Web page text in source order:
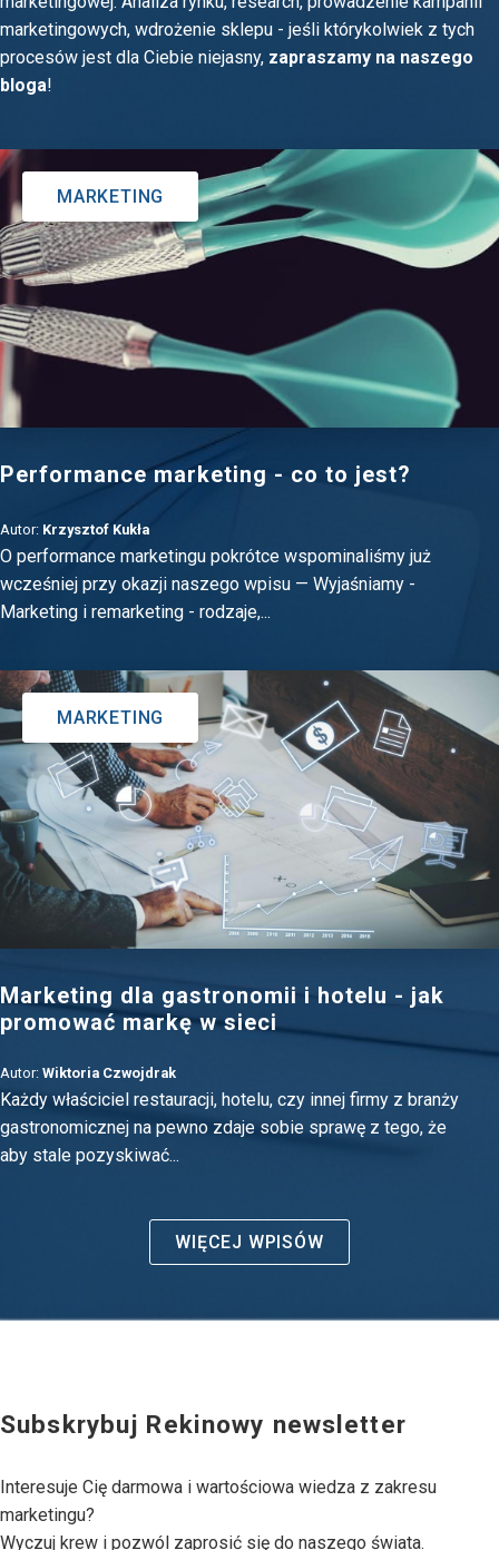
marketingowych, wdrożenie sklepu - jeśli którykolwiek z tych
procesów jest dla Ciebie niejasny, zapraszamy na naszego
bloga!
MARKETING
Performance marketing - co to jest?
Autor: Krzysztof Kukła
O performance marketingu pokrótce wspominaliśmy już
wcześniej przy okazji naszego wpisu — Wyjaśniamy -
Marketing i remarketing - rodzaje,...
MARKETING
Marketing dla gastronomii i hotelu - jak
promować markę w sieci
Autor: Wiktoria Czwojdrak
Każdy właściciel restauracji, hotelu, czy innej firmy z branży
gastronomicznej na pewno zdaje sobie sprawę z tego, że
aby stale pozyskiwać...
WIĘCEJ WPISÓW
Subskrybuj Rekinowy newsletter
Interesuje Cię darmowa i wartościowa wiedza z zakresu
marketingu?
Wyczuj krew i pozwól zaprosić się do naszego świata.